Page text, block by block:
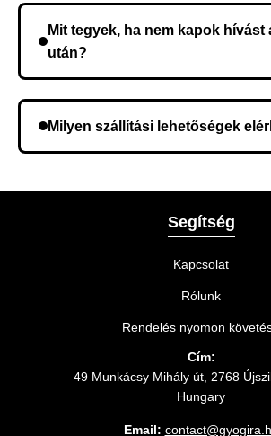
Mit tegyek, ha nem kapok hívást
után?
meg a rendelést.
Milyen szállítási lehetőségek
legmegfelelőbb szállítási módot.
Segítség
Kapcsolat
Rólunk
Rendelés nyomon
Cím:
49 Munkácsy Mihály út, 2768
Hungary
Email: